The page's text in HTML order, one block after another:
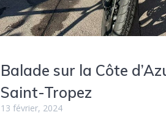
Balade sur la Côte
Saint-Tropez
13 février, 2024